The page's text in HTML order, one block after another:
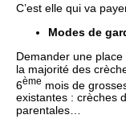
C’est elle qui va
Modes de
Demander une
la majorité des
6ème mois de
existantes : crèches
parentales…